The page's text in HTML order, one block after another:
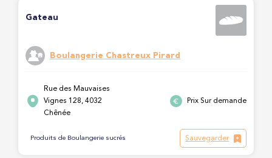
Gateau
Boulangerie Chastreux Pirard
Rue des Mauvaises
Vignes 128, 4032
Chênée
Prix Sur demande
Produits de Boulangerie sucrés Sauvegarder